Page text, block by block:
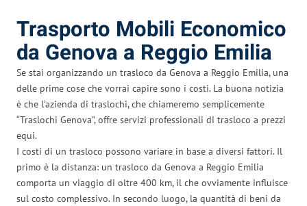
Trasporto Mobili Economico
da Genova a Reggio Emilia
Se stai organizzando un trasloco da Genova a Reggio Emilia, una
delle prime cose che vorrai capire sono i costi. La buona notizia
è che l’azienda di traslochi, che chiameremo semplicemente
“Traslochi Genova”, offre servizi professionali di trasloco a prezzi
equi.
I costi di un trasloco possono variare in base a diversi fattori. Il
primo è la distanza: un trasloco da Genova a Reggio Emilia
comporta un viaggio di oltre 400 km, il che ovviamente influisce
sul costo complessivo. In secondo luogo, la quantità di beni da